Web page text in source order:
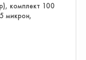
комплект 100
микрон,